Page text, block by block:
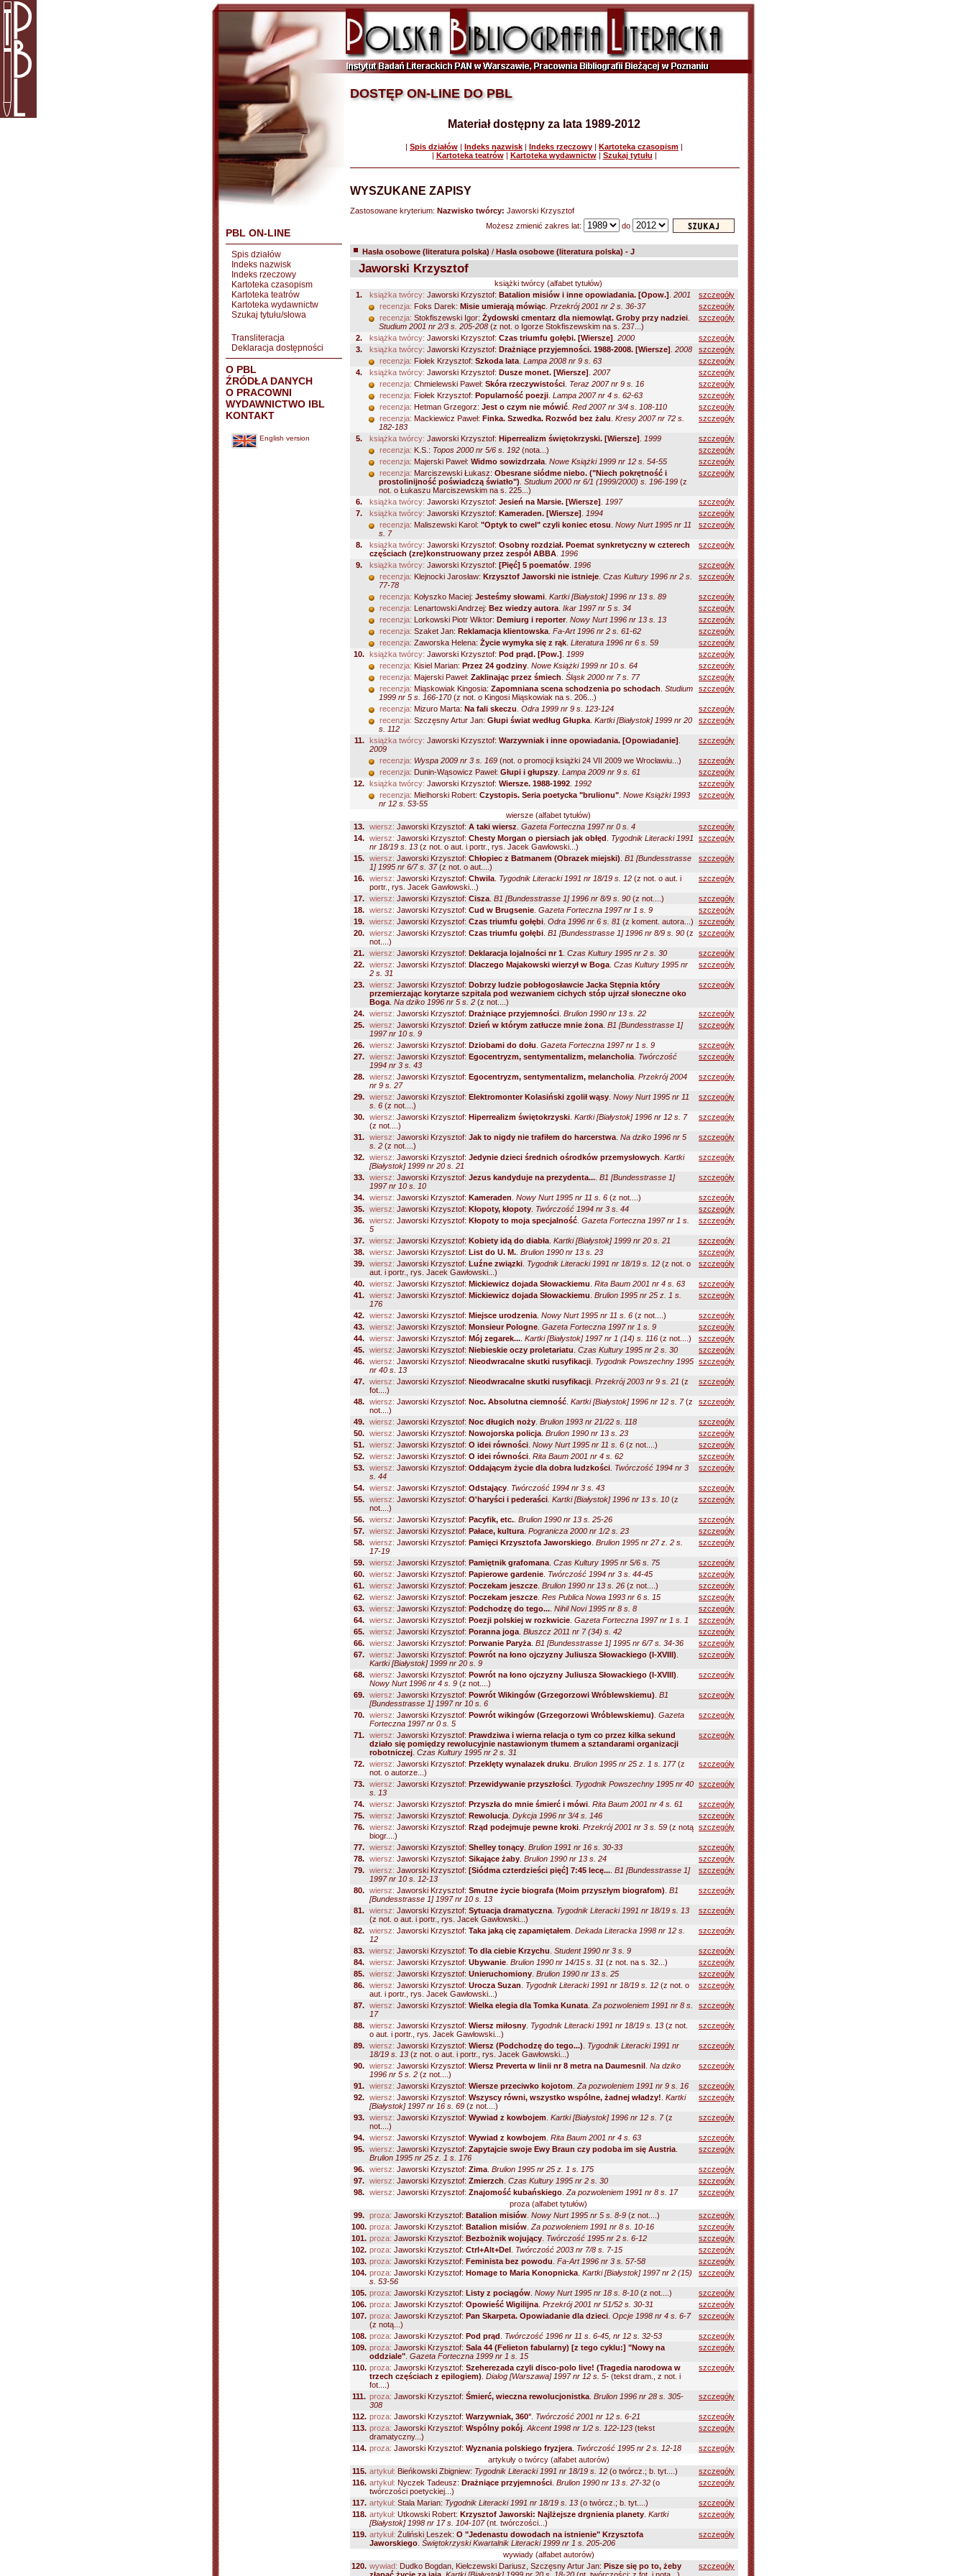
PBL ON-LINE
Spis działów
Indeks nazwisk
Indeks rzeczowy
Kartoteka czasopism
Kartoteka teatrów
Kartoteka wydawnictw
Szukaj tytułu/słowa
Transliteracja
Deklaracja dostępności
O PBL
ŹRÓDŁA DANYCH
O PRACOWNI
WYDAWNICTWO IBL
KONTAKT
English version
DOSTĘP ON-LINE DO PBL
Materiał dostępny za lata 1989-2012
| Spis działów | Indeks nazwisk | Indeks rzeczowy | Kartoteka czasopism |
| Kartoteka teatrów| Kartoteka wydawnictw| Szukaj tytułu |
WYSZUKANE ZAPISY
Zastosowane kryterium: Nazwisko twórcy: Jaworski Krzysztof
Możesz zmienić zakres lat:
do
Hasła osobowe (literatura polska) / Hasła osobowe (literatura polska) - J
Jaworski Krzysztof
książki twórcy (alfabet tytułów)
1.
książka twórcy: Jaworski Krzysztof: Batalion misiów i inne opowiadania. [Opow.] 2001
szczegóły
recenzja: Foks Darek: Misie umierają mówiąc Przekrój 2001 nr 2 s. 36-37
szczegóły
recenzja: Stokfiszewski Igor: Żydowski cmentarz dla niemowląt. Groby przy nadziei
Studium 2001 nr 2/3 s. 205-208 (z not. o Igorze Stokfiszewskim na s. 237...)
szczegóły
2. książka twórcy: Jaworski Krzysztof: Czas triumfu gołębi. [Wiersze] 2000
szczegóły
3.
książka twórcy: Jaworski Krzysztof: Drażniące przyjemności. 1988-2008. [Wiersze] 2008
szczegóły
recenzja: Fiołek Krzysztof: Szkoda lata Lampa 2008 nr 9 s. 63
szczegóły
4.
książka twórcy: Jaworski Krzysztof: Dusze monet. [Wiersze] 2007
szczegóły
recenzja: Chmielewski Paweł: Skóra rzeczywistości Teraz 2007 nr 9 s. 16
szczegóły
recenzja: Fiołek Krzysztof: Popularność poezji Lampa 2007 nr 4 s. 62-63
szczegóły
recenzja: Hetman Grzegorz: Jest o czym nie mówić Red 2007 nr 3/4 s. 108-110
szczegóły
recenzja: Mackiewicz Paweł: Finka. Szwedka. Rozwód bez żalu Kresy 2007 nr 72 s.
182-183
szczegóły
5. książka twórcy: Jaworski Krzysztof: Hiperrealizm świętokrzyski. [Wiersze] 1999
szczegóły
recenzja: K.S.: Topos 2000 nr 5/6 s. 192 (nota...)
szczegóły
recenzja: Majerski Paweł: Widmo sowizdrzała Nowe Książki 1999 nr 12 s. 54-55
szczegóły
recenzja: Marciszewski Łukasz: Obesrane siódme niebo. ("Niech pokrętność i
prostolinijność poświadczą światło") Studium 2000 nr 6/1 (1999/2000) s. 196-199 (z
not. o Łukaszu Marciszewskim na s. 225...)
szczegóły
6. książka twórcy: Jaworski Krzysztof: Jesień na Marsie. [Wiersze] 1997
szczegóły
7.
książka twórcy: Jaworski Krzysztof: Kameraden. [Wiersze] 1994
szczegóły
recenzja: Maliszewski Karol: "Optyk to cwel" czyli koniec etosu Nowy Nurt 1995 nr 11
s. 7
szczegóły
8. książka twórcy: Jaworski Krzysztof: Osobny rozdział. Poemat synkretyczny w czterech
częściach (zre)konstruowany przez zespół ABBA 1996
szczegóły
9. książka twórcy: Jaworski Krzysztof: [Pięć] 5 poematów 1996
szczegóły
recenzja: Klejnocki Jarosław: Krzysztof Jaworski nie istnieje Czas Kultury 1996 nr 2 s.
77-78
szczegóły
recenzja: Kołyszko Maciej: Jesteśmy słowami Kartki [Białystok] 1996 nr 13 s. 89
szczegóły
recenzja: Lenartowski Andrzej: Bez wiedzy autora Ikar 1997 nr 5 s. 34
szczegóły
recenzja: Lorkowski Piotr Wiktor: Demiurg i reporter. Nowy Nurt 1996 nr 13 s. 13
szczegóły
recenzja: Szaket Jan: Reklamacja klientowska Fa-Art 1996 nr 2 s. 61-62
szczegóły
recenzja: Zaworska Helena: Życie wymyka się z rąk Literatura 1996 nr 6 s. 59
szczegóły
10. książka twórcy: Jaworski Krzysztof: Pod prąd. [Pow.] 1999
szczegóły
recenzja: Kisiel Marian: Przez 24 godziny Nowe Książki 1999 nr 10 s. 64
szczegóły
recenzja: Majerski Paweł: Zaklinając przez śmiech Śląsk 2000 nr 7 s. 77
szczegóły
recenzja: Miąskowiak Kingosia: Zapomniana scena schodzenia po schodach Studium
1999 nr 5 s. 166-170 (z not. o Kingosi Miąskowiak na s. 206...)
szczegóły
recenzja: Mizuro Marta: Na fali skeczu Odra 1999 nr 9 s. 123-124
szczegóły
recenzja: Szczęsny Artur Jan: Głupi świat według Głupka Kartki [Białystok] 1999 nr 20
s. 112
szczegóły
11. książka twórcy: Jaworski Krzysztof: Warzywniak i inne opowiadania. [Opowiadanie]
2009
szczegóły
recenzja: Wyspa 2009 nr 3 s. 169 (not. o promocji książki 24 VII 2009 we Wrocławiu...)
szczegóły
recenzja: Dunin-Wąsowicz Paweł: Głupi i głupszy Lampa 2009 nr 9 s. 61
szczegóły
12. książka twórcy: Jaworski Krzysztof: Wiersze. 1988-1992 1992
szczegóły
recenzja: Mielhorski Robert: Czystopis. Seria poetycka "brulionu" Nowe Książki 1993
nr 12 s. 53-55
szczegóły
wiersze (alfabet tytułów)
13. wiersz: Jaworski Krzysztof: A taki wiersz Gazeta Forteczna 1997 nr 0 s. 4
szczegóły
14. wiersz: Jaworski Krzysztof: Chesty Morgan o piersiach jak obłęd
Tygodnik Literacki 1991
nr 18/19 s. 13 (z not. o aut. i portr., rys. Jacek Gawłowski...)
szczegóły
15. wiersz: Jaworski Krzysztof: Chłopiec z Batmanem (Obrazek miejski) B1 [Bundesstrasse
1] 1995 nr 6/7 s. 37(z not. o aut....)
szczegóły
16. wiersz: Jaworski Krzysztof: Chwila Tygodnik Literacki 1991 nr 18/19 s. 12 (z not. o aut. i
portr., rys. Jacek Gawłowski...)
szczegóły
17. wiersz: Jaworski Krzysztof: Cisza B1 [Bundesstrasse 1] 1996 nr 8/9 s. 90 (z not....)
szczegóły
18. wiersz: Jaworski Krzysztof: Cud w Brugsenie Gazeta Forteczna 1997 nr 1 s. 9
szczegóły
19. wiersz: Jaworski Krzysztof: Czas triumfu gołębi Odra 1996 nr 6 s. 81 (z koment. autora...)
szczegóły
20. wiersz: Jaworski Krzysztof: Czas triumfu gołębi B1 [Bundesstrasse 1] 1996 nr 8/9 s. 90 (z
not....)
szczegóły
21. wiersz: Jaworski Krzysztof: Deklaracja lojalności nr 1 Czas Kultury 1995 nr 2 s. 30
szczegóły
22. wiersz: Jaworski Krzysztof: Dlaczego Majakowski wierzył w Boga Czas Kultury 1995 nr
2 s. 31
szczegóły
23. wiersz: Jaworski Krzysztof: Dobrzy ludzie pobłogosławcie Jacka Stępnia który
przemierzając korytarze szpitala pod wezwaniem cichych stóp ujrzał słoneczne oko
Boga Na dziko 1996 nr 5 s. 2 (z not....)
szczegóły
24. wiersz: Jaworski Krzysztof: Drażniące przyjemności Brulion 1990 nr 13 s. 22
szczegóły
25. wiersz: Jaworski Krzysztof: Dzień w którym zatłucze mnie żona B1 [Bundesstrasse 1]
1997 nr 10 s. 9
szczegóły
26. wiersz: Jaworski Krzysztof: Dziobami do dołu Gazeta Forteczna 1997 nr 1 s. 9
szczegóły
27. wiersz: Jaworski Krzysztof: Egocentryzm, sentymentalizm, melancholia Twórczość
1994 nr 3 s. 43
szczegóły
28. wiersz: Jaworski Krzysztof: Egocentryzm, sentymentalizm, melancholia Przekrój 2004
nr 9 s. 27
szczegóły
29. wiersz: Jaworski Krzysztof: Elektromonter Kolasiński zgolił wąsy Nowy Nurt 1995 nr 11
s. 6 (z not....)
szczegóły
30. wiersz: Jaworski Krzysztof: Hiperrealizm świętokrzyski Kartki [Białystok] 1996 nr 12 s. 7
(z not....)
szczegóły
31. wiersz: Jaworski Krzysztof: Jak to nigdy nie trafiłem do harcerstwa Na dziko 1996 nr 5
s. 2 (z not....)
szczegóły
32. wiersz: Jaworski Krzysztof: Jedynie dzieci średnich ośrodków przemysłowych Kartki
[Białystok] 1999 nr 20 s. 21
szczegóły
33. wiersz: Jaworski Krzysztof: Jezus kandyduje na prezydenta... B1 [Bundesstrasse 1]
1997 nr 10 s. 10
szczegóły
34. wiersz: Jaworski Krzysztof: Kameraden Nowy Nurt 1995 nr 11 s. 6 (z not....)
szczegóły
35. wiersz: Jaworski Krzysztof: Kłopoty, kłopoty Twórczość 1994 nr 3 s. 44
szczegóły
36. wiersz: Jaworski Krzysztof: Kłopoty to moja specjalność Gazeta Forteczna 1997 nr 1 s.
5
szczegóły
37. wiersz: Jaworski Krzysztof: Kobiety idą do diabła Kartki [Białystok] 1999 nr 20 s. 21
szczegóły
38. wiersz: Jaworski Krzysztof: List do U. M. Brulion 1990 nr 13 s. 23
szczegóły
39. wiersz: Jaworski Krzysztof: Luźne związki Tygodnik Literacki 1991 nr 18/19 s. 12 (z not. o
aut. i portr., rys. Jacek Gawłowski...)
szczegóły
40. wiersz: Jaworski Krzysztof: Mickiewicz dojada Słowackiemu Rita Baum 2001 nr 4 s. 63
szczegóły
41. wiersz: Jaworski Krzysztof: Mickiewicz dojada Słowackiemu Brulion 1995 nr 25 z. 1 s.
176
szczegóły
42. wiersz: Jaworski Krzysztof: Miejsce urodzenia Nowy Nurt 1995 nr 11 s. 6 (z not....)
szczegóły
43. wiersz: Jaworski Krzysztof: Monsieur Pologne Gazeta Forteczna 1997 nr 1 s. 9
szczegóły
44. wiersz: Jaworski Krzysztof: Mój zegarek... Kartki [Białystok] 1997 nr 1 (14) s. 116 (z not....)
szczegóły
45. wiersz: Jaworski Krzysztof: Niebieskie oczy proletariatu Czas Kultury 1995 nr 2 s. 30
szczegóły
46. wiersz: Jaworski Krzysztof: Nieodwracalne skutki rusyfikacji Tygodnik Powszechny 1995
nr 40 s. 13
szczegóły
47. wiersz: Jaworski Krzysztof: Nieodwracalne skutki rusyfikacji Przekrój 2003 nr 9 s. 21 (z
fot....)
szczegóły
48. wiersz: Jaworski Krzysztof: Noc. Absolutna ciemność Kartki [Białystok] 1996 nr 12 s. 7(z
not....)
szczegóły
49. wiersz: Jaworski Krzysztof: Noc długich noży Brulion 1993 nr 21/22 s. 118
szczegóły
50. wiersz: Jaworski Krzysztof: Nowojorska policja Brulion 1990 nr 13 s. 23
szczegóły
51. wiersz: Jaworski Krzysztof: O idei równości Nowy Nurt 1995 nr 11 s. 6 (z not....)
szczegóły
52. wiersz: Jaworski Krzysztof: O idei równości Rita Baum 2001 nr 4 s. 62
szczegóły
53. wiersz: Jaworski Krzysztof: Oddającym życie dla dobra ludzkości Twórczość 1994 nr 3
s. 44
szczegóły
54. wiersz: Jaworski Krzysztof: Odstający Twórczość 1994 nr 3 s. 43
szczegóły
55. wiersz: Jaworski Krzysztof: O'haryści i pederaści Kartki [Białystok] 1996 nr 13 s. 10 (z
not....)
szczegóły
56. wiersz: Jaworski Krzysztof: Pacyfik, etc. Brulion 1990 nr 13 s. 25-26
szczegóły
57. wiersz: Jaworski Krzysztof: Pałace, kultura Pogranicza 2000 nr 1/2 s. 23
szczegóły
58. wiersz: Jaworski Krzysztof: Pamięci Krzysztofa Jaworskiego Brulion 1995 nr 27 z. 2 s.
17-19
szczegóły
59. wiersz: Jaworski Krzysztof: Pamiętnik grafomana Czas Kultury 1995 nr 5/6 s. 75
szczegóły
60. wiersz: Jaworski Krzysztof: Papierowe gardenie Twórczość 1994 nr 3 s. 44-45
szczegóły
61. wiersz: Jaworski Krzysztof: Poczekam jeszcze Brulion 1990 nr 13 s. 26 (z not....)
szczegóły
62. wiersz: Jaworski Krzysztof: Poczekam jeszcze Res Publica Nowa 1993 nr 6 s. 15
szczegóły
63. wiersz: Jaworski Krzysztof: Podchodzę do tego... Nihil Novi 1995 nr 8 s. 8
szczegóły
64. wiersz: Jaworski Krzysztof: Poezji polskiej w rozkwicie Gazeta Forteczna 1997 nr 1 s. 1
szczegóły
65. wiersz: Jaworski Krzysztof: Poranna joga Bluszcz 2011 nr 7 (34) s. 42
szczegóły
66. wiersz: Jaworski Krzysztof: Porwanie Paryża B1 [Bundesstrasse 1] 1995 nr 6/7 s. 34-36
szczegóły
67. wiersz: Jaworski Krzysztof: Powrót na łono ojczyzny Juliusza Słowackiego (I-XVIII)
Kartki [Białystok] 1999 nr 20 s. 9
szczegóły
68. wiersz: Jaworski Krzysztof: Powrót na łono ojczyzny Juliusza Słowackiego (I-XVIII)
Nowy Nurt 1996 nr 4 s. 9 (z not....)
szczegóły
69. wiersz: Jaworski Krzysztof: Powrót Wikingów (Grzegorzowi Wróblewskiemu) B1
[Bundesstrasse 1] 1997 nr 10 s. 6
szczegóły
70. wiersz: Jaworski Krzysztof: Powrót wikingów (Grzegorzowi Wróblewskiemu) Gazeta
Forteczna 1997 nr 0 s. 5
szczegóły
71. wiersz: Jaworski Krzysztof: Prawdziwa i wierna relacja o tym co przez kilka sekund
działo się pomiędzy rewolucyjnie nastawionym tłumem a sztandarami organizacji
robotniczej Czas Kultury 1995 nr 2 s. 31
szczegóły
72. wiersz: Jaworski Krzysztof: Przeklęty wynalazek druku Brulion 1995 nr 25 z. 1 s. 177(z
not. o autorze...)
szczegóły
73. wiersz: Jaworski Krzysztof: Przewidywanie przyszłości Tygodnik Powszechny 1995 nr 40
s. 13
szczegóły
74. wiersz: Jaworski Krzysztof: Przyszła do mnie śmierć i mówi Rita Baum 2001 nr 4 s. 61
szczegóły
75. wiersz: Jaworski Krzysztof: Rewolucja Dykcja 1996 nr 3/4 s. 146
szczegóły
76. wiersz: Jaworski Krzysztof: Rząd podejmuje pewne kroki Przekrój 2001 nr 3 s. 59 (z notą
biogr....)
szczegóły
77. wiersz: Jaworski Krzysztof: Shelley tonący Brulion 1991 nr 16 s. 30-33
szczegóły
78. wiersz: Jaworski Krzysztof: Sikające żaby Brulion 1990 nr 13 s. 24
szczegóły
79. wiersz: Jaworski Krzysztof: [Siódma czterdzieści pięć] 7:45 lecę... B1 [Bundesstrasse 1]
1997 nr 10 s. 12-13
szczegóły
80. wiersz: Jaworski Krzysztof: Smutne życie biografa (Moim przyszłym biografom) B1
[Bundesstrasse 1] 1997 nr 10 s. 13
szczegóły
81. wiersz: Jaworski Krzysztof: Sytuacja dramatyczna Tygodnik Literacki 1991 nr 18/19 s. 13
(z not. o aut. i portr., rys. Jacek Gawłowski...)
szczegóły
82. wiersz: Jaworski Krzysztof: Taka jaką cię zapamiętałem Dekada Literacka 1998 nr 12 s.
12
szczegóły
83. wiersz: Jaworski Krzysztof: To dla ciebie Krzychu Student 1990 nr 3 s. 9
szczegóły
84. wiersz: Jaworski Krzysztof: Ubywanie Brulion 1990 nr 14/15 s. 31 (z not. na s. 32...)
szczegóły
85. wiersz: Jaworski Krzysztof: Unieruchomiony Brulion 1990 nr 13 s. 25
szczegóły
86. wiersz: Jaworski Krzysztof: Urocza Suzan Tygodnik Literacki 1991 nr 18/19 s. 12 (z not. o
aut. i portr., rys. Jacek Gawłowski...)
szczegóły
87. wiersz: Jaworski Krzysztof: Wielka elegia dla Tomka Kunata Za pozwoleniem 1991 nr 8 s.
17
szczegóły
88. wiersz: Jaworski Krzysztof: Wiersz miłosny Tygodnik Literacki 1991 nr 18/19 s. 13 (z not.
o aut. i portr., rys. Jacek Gawłowski...)
szczegóły
89. wiersz: Jaworski Krzysztof: Wiersz (Podchodzę do tego...)
Tygodnik Literacki 1991 nr
18/19 s. 13 (z not. o aut. i portr., rys. Jacek Gawłowski...)
szczegóły
90. wiersz: Jaworski Krzysztof: Wiersz Preverta w linii nr 8 metra na Daumesnil Na dziko
1996 nr 5 s. 2 (z not....)
szczegóły
91. wiersz: Jaworski Krzysztof: Wiersze przeciwko kojotom Za pozwoleniem 1991 nr 9 s. 16
szczegóły
92. wiersz: Jaworski Krzysztof: Wszyscy równi, wszystko wspólne, żadnej władzy! Kartki
[Białystok] 1997 nr 16 s. 69 (z not....)
szczegóły
93. wiersz: Jaworski Krzysztof: Wywiad z kowbojem Kartki [Białystok] 1996 nr 12 s. 7(z
not....)
szczegóły
94. wiersz: Jaworski Krzysztof: Wywiad z kowbojem Rita Baum 2001 nr 4 s. 63
szczegóły
95. wiersz: Jaworski Krzysztof: Zapytajcie swoje Ewy Braun czy podoba im się Austria
Brulion 1995 nr 25 z. 1 s. 176
szczegóły
96. wiersz: Jaworski Krzysztof: Zima Brulion 1995 nr 25 z. 1 s. 175
szczegóły
97. wiersz: Jaworski Krzysztof: Zmierzch Czas Kultury 1995 nr 2 s. 30
szczegóły
98. wiersz: Jaworski Krzysztof: Znajomość kubańskiego Za pozwoleniem 1991 nr 8 s. 17
szczegóły
proza (alfabet tytułów)
99. proza: Jaworski Krzysztof: Batalion misiów Nowy Nurt 1995 nr 5 s. 8-9 (z not....)
szczegóły
100. proza: Jaworski Krzysztof: Batalion misiów Za pozwoleniem 1991 nr 8 s. 10-16
szczegóły
101. proza: Jaworski Krzysztof: Bezbożnik wojujący Twórczość 1995 nr 2 s. 6-12
szczegóły
102. proza: Jaworski Krzysztof: Ctrl+Alt+Del Twórczość 2003 nr 7/8 s. 7-15
szczegóły
103. proza: Jaworski Krzysztof: Feminista bez powodu Fa-Art 1996 nr 3 s. 57-58
szczegóły
104. proza: Jaworski Krzysztof: Homage to Maria Konopnicka Kartki [Białystok] 1997 nr 2 (15)
s. 53-56
szczegóły
105. proza: Jaworski Krzysztof: Listy z pociągów Nowy Nurt 1995 nr 18 s. 8-10 (z not....)
szczegóły
106. proza: Jaworski Krzysztof: Opowieść Wigilijna Przekrój 2001 nr 51/52 s. 30-31
szczegóły
107. proza: Jaworski Krzysztof: Pan Skarpeta. Opowiadanie dla dzieci Opcje 1998 nr 4 s. 6-7
(z notą...)
szczegóły
108. proza: Jaworski Krzysztof: Pod prąd Twórczość 1996 nr 11 s. 6-45, nr 12 s. 32-53
szczegóły
109. proza: Jaworski Krzysztof: Sala 44 (Felieton fabularny) [z tego cyklu:] "Nowy na
oddziale" Gazeta Forteczna 1999 nr 1 s. 15
szczegóły
110. proza: Jaworski Krzysztof: Szeherezada czyli disco-polo live! (Tragedia narodowa w
trzech częściach z epilogiem) Dialog [Warszawa] 1997 nr 12 s. 5- (tekst dram., z not. i
fot....)
szczegóły
111. proza: Jaworski Krzysztof: Śmierć, wieczna rewolucjonistka Brulion 1996 nr 28 s. 305-
308
szczegóły
112. proza: Jaworski Krzysztof: Warzywniak, 360° Twórczość 2001 nr 12 s. 6-21
szczegóły
113. proza: Jaworski Krzysztof: Wspólny pokój Akcent 1998 nr 1/2 s. 122-123 (tekst
dramatyczny...)
szczegóły
114. proza: Jaworski Krzysztof: Wyznania polskiego fryzjera Twórczość 1995 nr 2 s. 12-18
szczegóły
artykuły o twórcy (alfabet autorów)
115. artykuł: Bieńkowski Zbigniew: Tygodnik Literacki 1991 nr 18/19 s. 12 (o twórcz.; b. tyt....)
szczegóły
116. artykuł: Nyczek Tadeusz: Drażniące przyjemności Brulion 1990 nr 13 s. 27-32 (o
twórczości poetyckiej...)
szczegóły
117. artykuł: Stala Marian: Tygodnik Literacki 1991 nr 18/19 s. 13 (o twórcz.; b. tyt....)
szczegóły
118. artykuł: Utkowski Robert: Krzysztof Jaworski: Najlżejsze drgnienia planety Kartki
[Białystok] 1998 nr 17 s. 104-107(nt. twórczości...)
szczegóły
119. artykuł: Żuliński Leszek: O "Jedenastu dowodach na istnienie" Krzysztofa
Jaworskiego Świętokrzyski Kwartalnik Literacki 1999 nr 1 s. 205-206
szczegóły
wywiady (alfabet autorów)
120. wywiad: Dudko Bogdan, Kiełczewski Dariusz, Szczęsny Artur Jan: Pisze się po to, żeby
szczegóły